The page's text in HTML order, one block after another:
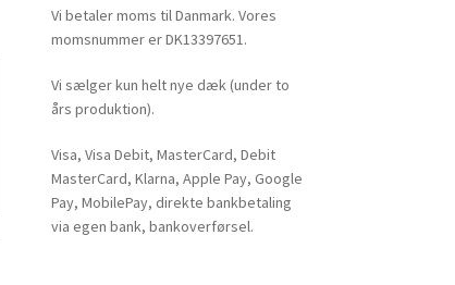
Vi betaler moms til Danmark. Vores
momsnummer er DK13397651.
Vi sælger kun helt nye dæk (under to
års produktion).
Visa, Visa Debit, MasterCard, Debit
MasterCard, Klarna, Apple Pay, Google
Pay, MobilePay, direkte bankbetaling
via egen bank, bankoverførsel.